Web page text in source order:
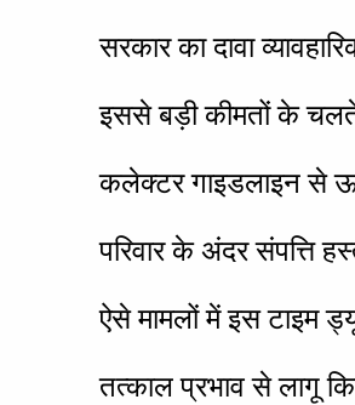
सरकार का दावा
इससे बड़ी कीमतों के
कलेक्टर गाइडलाइन से
परिवार के अंदर संपत्ति
ऐसे मामलों में इस टाइम
तत्काल प्रभाव से लागू